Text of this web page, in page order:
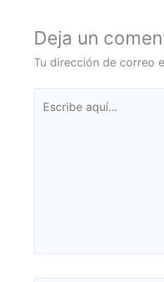
Deja un
Tu dirección de correo
aquí...